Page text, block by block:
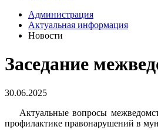
Администрация
Актуальная информация
Новости
Заседание
30.06.2025
Актуальные вопросы
профилактике правонарушений в